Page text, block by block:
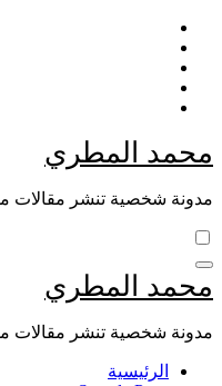
Skip
content
محمد المطري
مدونة شخصية تنشر مقالات
محمد المطري
مدونة شخصية تنشر مقالات
الرئيسية